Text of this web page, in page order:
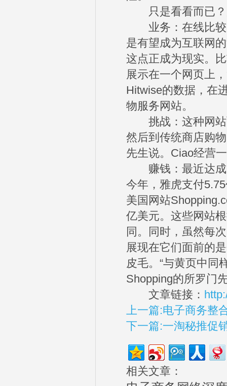
只是看看而已？
业务：在线比较
是有望成为互联网
这点正成为现实。
展示在一个网页上
Hitwise的数据，在
物服务网站。
挑战：这种网站
然后到传统商店购
先生说。Ciao经营
赚钱：最近达成
今年，雅虎支付
美国网站
亿美元。这些网站
同。同时，虽然每
展现在它们面前的
皮毛。“与黄页中同
Shopping的所罗门
文章链接：
上一篇:电子商务整
下一篇:一淘秘推促
相关文章：